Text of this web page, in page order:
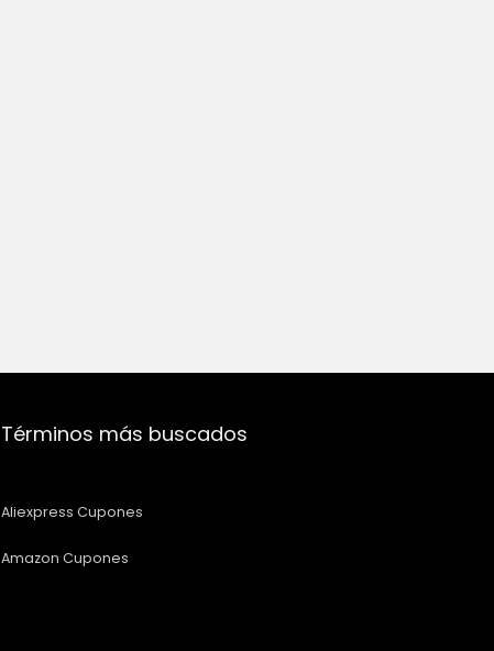
Términos más buscados
Aliexpress Cupones
Amazon Cupones